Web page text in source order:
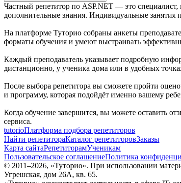
Частный репетитор по ASP.NET — это
дополнительные знания. Индивидуальные занятия
На платформе Туторио собраны анкеты
форматы обучения и умеют выстраивать
Каждый преподаватель указывает подробную
дистанционно, у ученика дома или в удобных
После выбора репетитора вы сможете пройти
и программу, которая подойдёт именно вашему
Когда обучение завершится, вы можете оставить
сервиса.
tutorioПлатформа подбора репетиторов
Найти репетитораКаталог репетиторовЗаказы
Карта сайтаРепетиторамУченикам
Пользовательское соглашениеПолитика
© 2011–2026, «Туторио». При использовании
Угрешская, дом 26А, кв. 65.